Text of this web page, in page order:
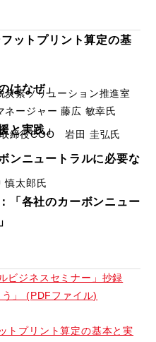
ットプリント算定の基
はなぜ」
素ソリューション推進室
ネージャー 藤広 敏幸氏
と実践」
締役COO 岩田 圭弘氏
ンニュートラルに必要な
太郎氏
「各社のカーボンニュー
ビジネスセミナー」抄録
」 (PDFファイル)
トプリント算定の基本と実